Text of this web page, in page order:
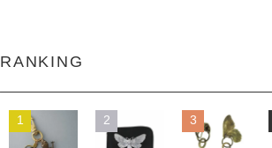
RANKING
1 2 3